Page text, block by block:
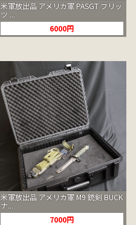
米軍放出品 アメリカ軍 PASGT フリッ
ツ ...
6000円
米軍放出品 アメリカ軍 M9 銃剣 BUCK
ナ...
7000円